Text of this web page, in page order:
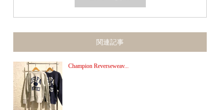
関連記事
Champion Reverseweav...